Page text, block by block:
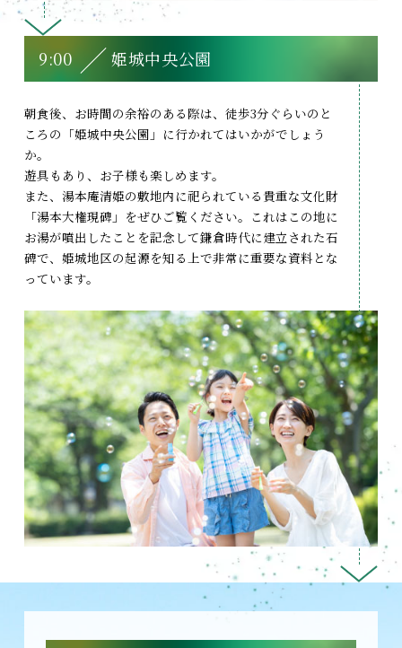
9:00 姫城中央公園
朝食後、お時間の余裕のある際は、徒歩3分ぐらいのと
ころの「姫城中央公園」に行かれてはいかがでしょう
か。
遊具もあり、お子様も楽しめます。
また、湯本庵清姫の敷地内に祀られている貴重な文化財
「湯本大権現碑」をぜひご覧ください。これはこの地に
お湯が噴出したことを記念して鎌倉時代に建立された石
碑で、姫城地区の起源を知る上で非常に重要な資料とな
っています。